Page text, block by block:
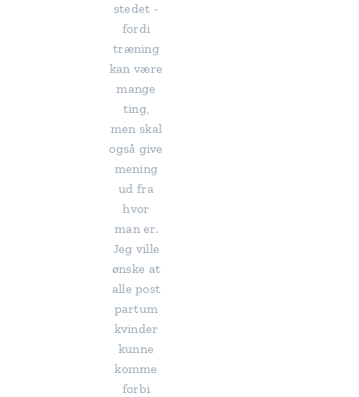
stedet -
fordi
træning
kan være
mange
ting,
men skal
også give
mening
ud fra
hvor
man er.
Jeg ville
ønske at
alle post
partum
kvinder
kunne
komme
forbi